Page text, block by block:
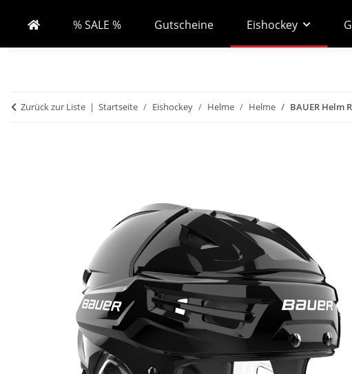
% SALE % Gutscheine Eishockey
Zurück zur Liste Startseite Eishockey Helme Helme BAUER Helm